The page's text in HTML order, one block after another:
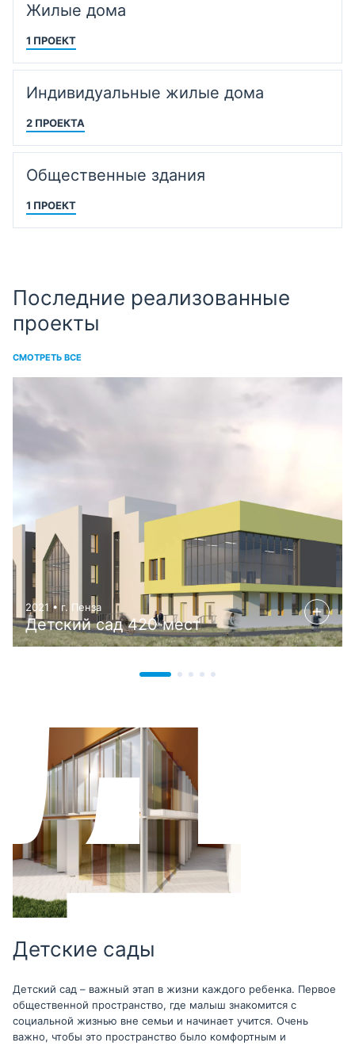
Жилые дома
1 ПРОЕКТ
Индивидуальные жилые дома
2 ПРОЕКТА
Общественные здания
1 ПРОЕКТ
Последние реализованные
проекты
СМОТРЕТЬ ВСЕ
2021 • г. Пенза
Детский сад 420 мест
Детские сады
Детский сад – важный этап в жизни каждого ребенка. Первое
общественной пространство, где малыш знакомится с
социальной жизнью вне семьи и начинает учится. Очень
важно, чтобы это пространство было комфортным и